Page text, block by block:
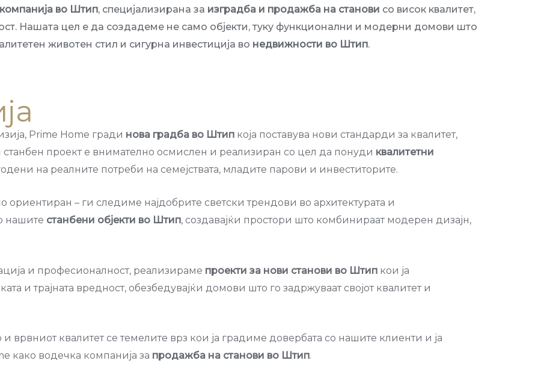
во Штип, специјализирана за изградба и продажба на станови со висок квалитет,
Нашата цел е да создадеме не само објекти, туку функционални и модерни домови што
животен стил и сигурна инвестиција во недвижности во Штип.
Prime Home гради нова градба во Штип која поставува нови стандарди за квалитет,
станбен проект е внимателно осмислен и реализиран со цел да понуди квалитетни
на реалните потреби на семејствата, младите парови и инвеститорите.
– ги следиме најдобрите светски трендови во архитектурата и
нашите станбени објекти во Штип, создавајќи простори што комбинираат модерен дизајн,
и професионалност, реализираме проекти за нови станови во Штип кои ја
и трајната вредност, обезбедувајќи домови што го задржуваат својот квалитет и
и врвниот квалитет се темелите врз кои ја градиме довербата со нашите клиенти и ја
како водечка компанија за продажба на станови во Штип.